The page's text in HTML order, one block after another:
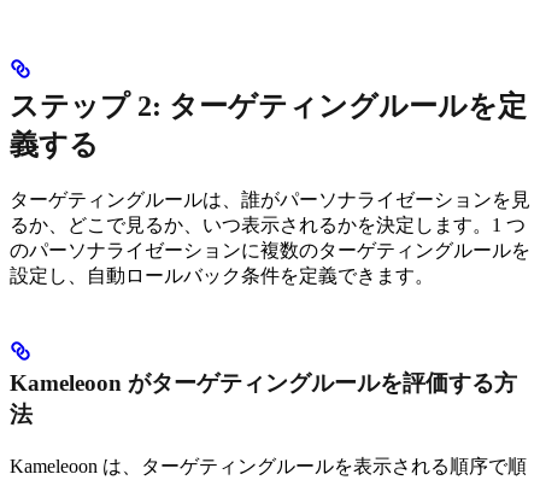
ステップ 2: ターゲティングルールを定
義する
ターゲティングルールは、誰がパーソナライゼーションを見
るか、どこで見るか、いつ表示されるかを決定します。1 つ
のパーソナライゼーションに複数のターゲティングルールを
設定し、自動ロールバック条件を定義できます。
Kameleoon がターゲティングルールを評価する方
法
Kameleoon は、ターゲティングルールを表示される順序で順